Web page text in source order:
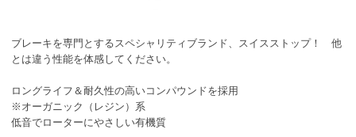
ブレーキを専門とするスペシャリティブランド、スイスストップ！ 他
とは違う性能を体感してください。
ロングライフ＆耐久性の高いコンパウンドを採用
※オーガニック（レジン）系
低音でローターにやさしい有機質